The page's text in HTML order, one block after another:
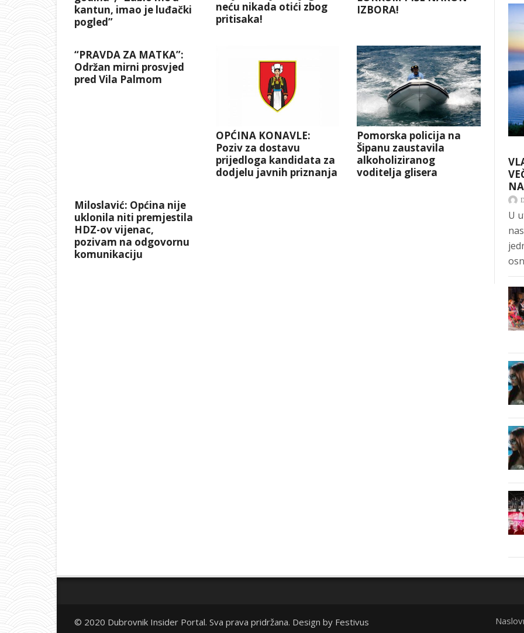
kantun, imao je luđački
pogled”
neću nikada otići zbog
pritisaka!
IZBORA!
“PRAVDA ZA MATKA”:
Održan mirni prosvjed
pred Vila Palmom
OPĆINA KONAVLE:
Poziv za dostavu
prijedloga kandidata za
dodjelu javnih priznanja
Pomorska policija na
Šipanu zaustavila
alkoholiziranog
voditelja glisera
Miloslavić: Općina nije
uklonila niti premjestila
HDZ-ov vijenac,
pozivam na odgovornu
komunikaciju
U
© 2020 Dubrovnik Insider Portal. Sva prava pridržana. Design by Festivus